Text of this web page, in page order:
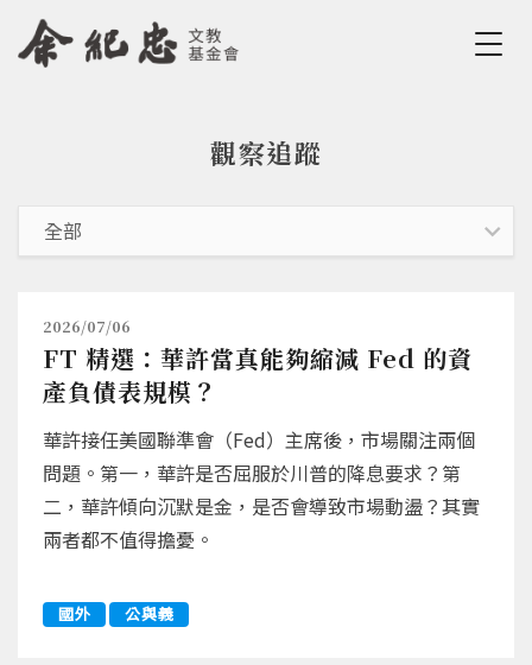
Jump to Navigation
Jump to Main content
觀察追蹤
2026/07/06
FT 精選：華許當真能夠縮減 Fed 的資
產負債表規模？
華許接任美國聯準會（Fed）主席後，市場關注兩個
問題。第一，華許是否屈服於川普的降息要求？第
二，華許傾向沉默是金，是否會導致市場動盪？其實
兩者都不值得擔憂。
國外 公與義